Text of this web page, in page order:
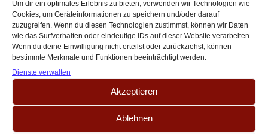
Um dir ein optimales Erlebnis zu bieten, verwenden wir Technologien wie
Cookies, um Geräteinformationen zu speichern und/oder darauf
zuzugreifen. Wenn du diesen Technologien zustimmst, können wir Daten
wie das Surfverhalten oder eindeutige IDs auf dieser Website verarbeiten.
Wenn du deine Einwilligung nicht erteilst oder zurückziehst, können
bestimmte Merkmale und Funktionen beeinträchtigt werden.
Dienste verwalten
Akzeptieren
Ablehnen
Dynamo Dresden
Bitter: Verletzungssorgen um FC-Talent Julian Pauli Der 1. FC Köln hat
Innenverteidiger Julian Pauli für die laufende Saison an Zweitligist Dynamo
Dresden verliehen. Die Leihe[…]